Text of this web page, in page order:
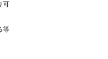
可
等